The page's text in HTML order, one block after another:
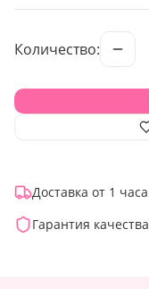
Количество:
Доставка от 1 часа
Гарантия качества